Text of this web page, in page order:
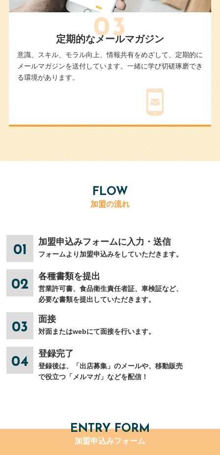
定期的なメールマガジン
意識、スキル、モラル向上、情報共有をめざして、定期的に
メールマガジンを送付しています。一緒に学び切磋琢磨でき
る環境があります。
FLOW
加盟の流れ
01
加盟申込みフォームに入力・送信
フォームより加盟申込みをしていただきます。
02
各種書類を提出
営業許可書、食品衛生責任者証、車検証など、
必要な書類を提出していただきます。
03
面接
対面またはwebにて面接を行います。
04
登録完了
登録後は、「出店募集」のメールや、移動販売
で役立つ「メルマガ」などを配信！
ENTRY FORM
加盟申込みフォーム